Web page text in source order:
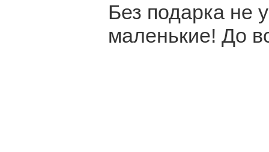
Без подарка не
маленькие! До